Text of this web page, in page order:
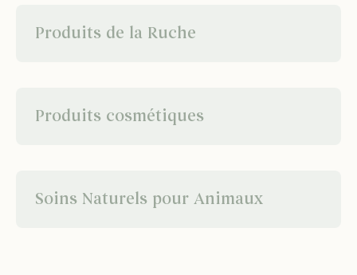
Produits de la Ruche
Produits cosmétiques
Soins Naturels pour Animaux